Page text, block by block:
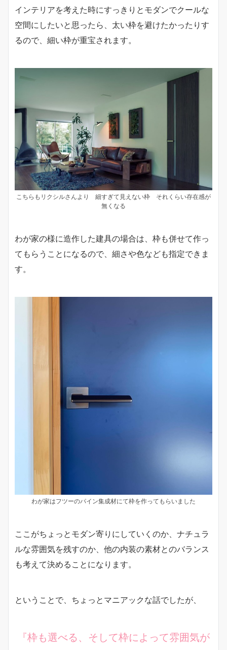
インテリアを考えた時にすっきりとモダンでクールな
空間にしたいと思ったら、太い枠を避けたかったりす
るので、細い枠が重宝されます。
こちらもリクシルさんより 細すぎて見えない枠 それくらい存在感が
無くなる
わが家の様に造作した建具の場合は、枠も併せて作っ
てもらうことになるので、細さや色なども指定できま
す。
わが家はフツーのパイン集成材にて枠を作ってもらいました
ここがちょっとモダン寄りにしていくのか、ナチュラ
ルな雰囲気を残すのか、他の内装の素材とのバランス
も考えて決めることになります。
ということで、ちょっとマニアックな話でしたが、
『枠も選べる、そして枠によって雰囲気が